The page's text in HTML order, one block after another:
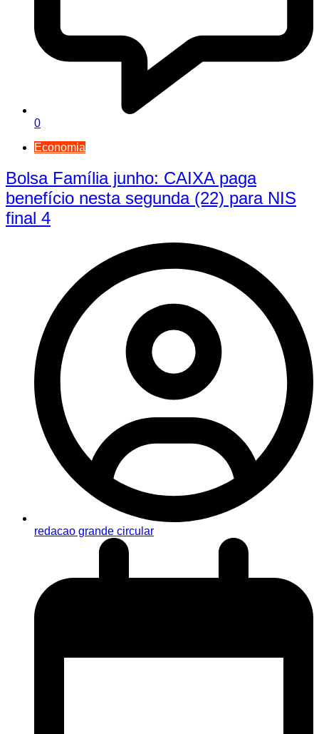
0
Economia
Bolsa Família junho: CAIXA paga
benefício nesta segunda (22) para NIS
final 4
redacao grande circular